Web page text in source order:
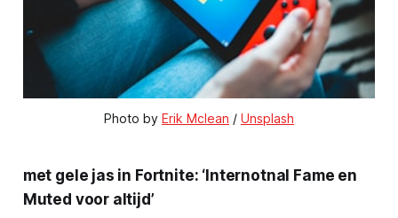
Photo by Erik Mclean / Unsplash
met gele jas in Fortnite: ‘Internotnal Fame en
Muted voor altijd’